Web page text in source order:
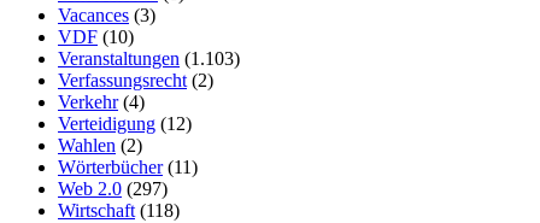
Vacances (3)
VDF (10)
Veranstaltungen (1.103)
Verfassungsrecht (2)
Verkehr(4)
Verteidigung (12)
Wahlen (2)
Wörterbücher(11)
Web 2.0 (297)
Wirtschaft (118)